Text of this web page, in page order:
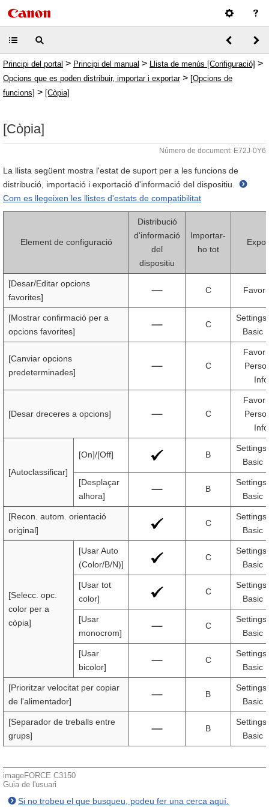
Principi del portal > Principi del manual > Llista de menús [Configuració] >
Opcions que es poden distribuir, importar i exportar> [Opcions de
funcions] > [Còpia]
[Còpia]
Número de document: E72J-0Y6
La llista següent mostra l'estat de suport per a les funcions de
distribució, importació i exportació d'informació del dispositiu.
Com es llegeixen les llistes d'estats de compatibilitat
Element de configuració
Distribució
d'informació
del
dispositiu
Importar-
ho tot
[Desar/Editar opcions
favorites]
C
[Mostrar confirmació per a
opcions favorites]
C
Basic
[Canviar opcions
predeterminades]
C
[Desar dreceres a opcions] C
[Autoclassificar]
[On]/[Off] B
Basic
[Desplaçar
alhora]
B
Basic
[Recon. autom. orientació
original]
C
Basic
[Selecc. opc.
color per a
còpia]
[Usar Auto
(Color/B/N)]
C
Basic
[Usar tot
color]
C
Basic
[Usar
monocrom]
C
Basic
[Usar
bicolor]
C
Basic
[Prioritzar velocitat per copiar
de l'alimentador]
B
Basic
[Separador de treballs entre
grups]
B
Basic
imageFORCE C3150
Guia de l'usuari
Si no trobeu el que busqueu, podeu fer una cerca aquí.